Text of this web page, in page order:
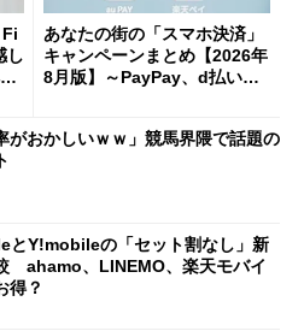
し
あなたの街の「スマホ決済」
キャンペーンまとめ【2026年
8月版】～PayPay、d払い、a
がおかしいｗｗ」競馬界隈で話題の
とY!mobileの「セット割なし」新
ahamo、LINEMO、楽天モバイ
得？